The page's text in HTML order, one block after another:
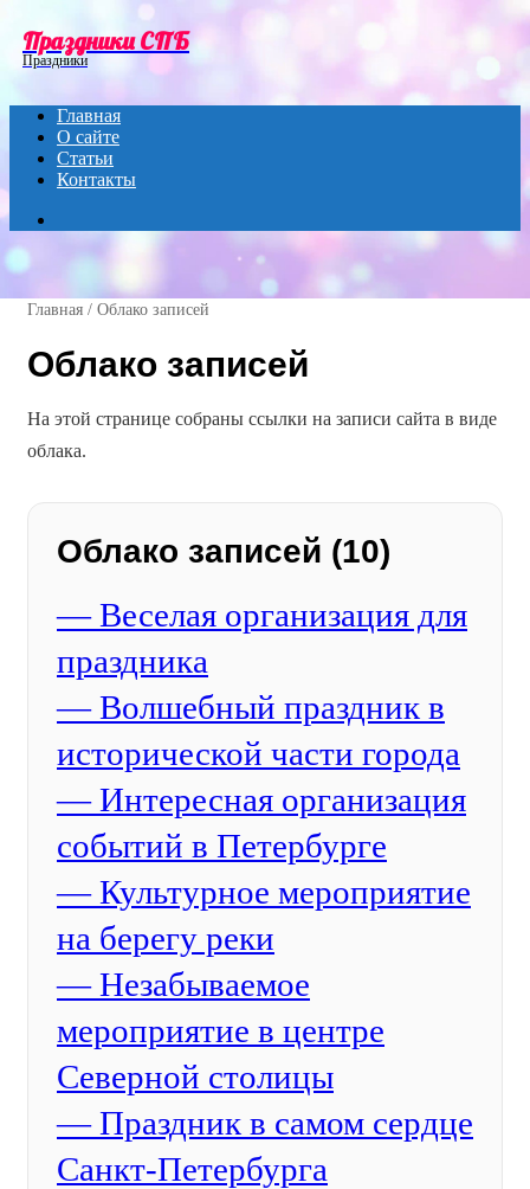
Праздники СПБ
Праздники
Главная
О сайте
Статьи
Контакты
Главная / Облако записей
Облако записей
На этой странице собраны ссылки на записи сайта в виде
облака.
Облако записей (10)
— Веселая организация для
праздника
— Волшебный праздник в
исторической части города
— Интересная организация
событий в Петербурге
— Культурное мероприятие
на берегу реки
— Незабываемое
мероприятие в центре
Северной столицы
— Праздник в самом сердце
Санкт-Петербурга